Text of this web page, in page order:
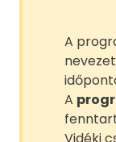
A
A